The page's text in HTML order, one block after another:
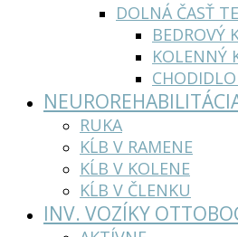
DOLNÁ ČASŤ
BEDROVÝ
KOLENNÝ
RUKA
KĹB V RAMENE
KĹB V KOLENE
KĹB V ČLENKU
INV. VOZÍKY